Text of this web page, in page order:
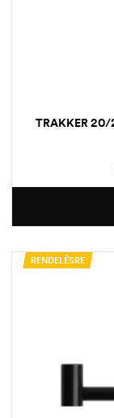
TRAKKER 20/
RENDELÉSRE